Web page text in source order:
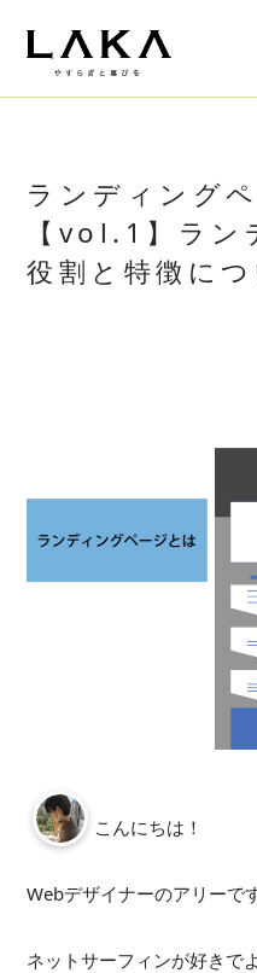
ランディング
【vol.1】ラン
役割と特徴に
こんにちは！
Webデザイナーのアリーで
ネットサーフィンが好きで